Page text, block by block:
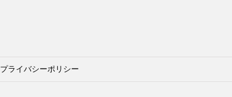
プライバシーポリシー